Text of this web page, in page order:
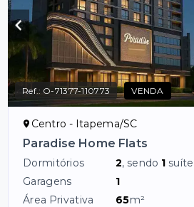
Ref.: O-71377-110773 VENDA
Centro - Itapema/SC
Paradise Home Flats
Dormitórios 2, sendo 1 suíte
Garagens
1
Área Privativa
65m²